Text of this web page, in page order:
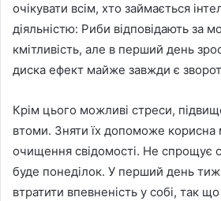
очікувати всім, хто займається
діяльністю: Риби відповідають за
кмітливість, але в перший день
диска ефект майже завжди є
Крім цього можливі стреси,
втоми. Зняти їх допоможе корисна
очищення свідомості. Не спрощує
буде понеділок. У перший день
втратити впевненість у собі, так